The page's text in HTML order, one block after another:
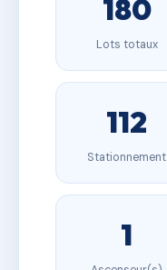
180
Lots totaux
112
Stationnement
1